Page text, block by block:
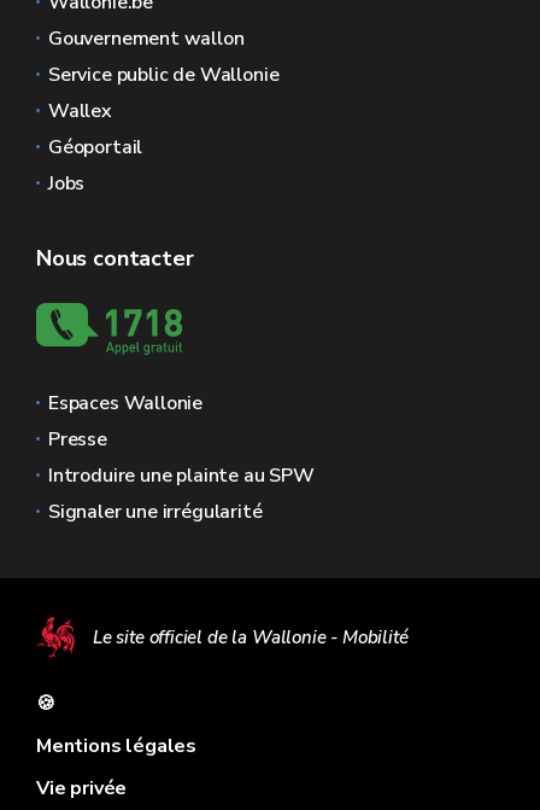
Gouvernement wallon
Service public de Wallonie
Wallex
Géoportail
Jobs
Nous contacter
Espaces Wallonie
Presse
Introduire une plainte au SPW
Signaler une irrégularité
Le site officiel de la Wallonie - Mobilité
🍪
Mentions légales
Vie privée